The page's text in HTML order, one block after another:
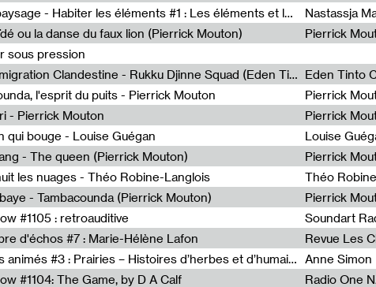
Sous le paysage - Habiter les éléments #1 : Les éléments et les débordements du vivant Nastassja
ou la danse du faux lion (Pierrick Mouton) Pierrick
sous pression
Non à l'émigration Clandestine - Rukku Djinne Squad (Eden Tinto Collins) Eden Tinto
l'esprit du puits - Pierrick Mouton Pierrick
- Pierrick Mouton Pierrick
qui bouge - Louise Guégan Louise
- The queen (Pierrick Mouton) Pierrick
les nuages - Théo Robine-Langlois Théo
- Tambacounda (Pierrick Mouton) Pierrick
#1105 : retroauditive Soundart
d'échos #7 : Marie-Hélène Lafon Revue Les
Paysages animés #3 : Prairies – Histoires d’herbes et d’humains Anne Simon
#1104: The Game, by D A Calf Radio One